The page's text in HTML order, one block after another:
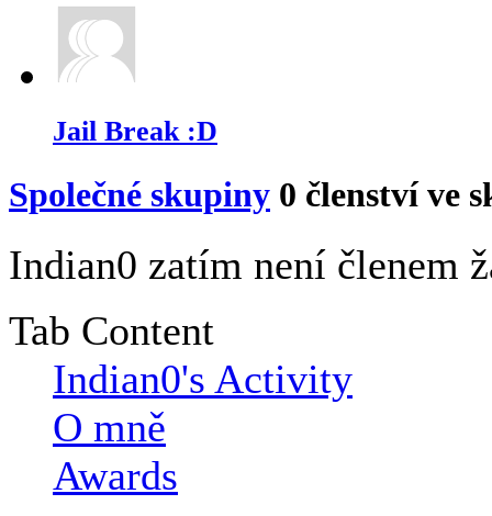
Jail Break :D
Společné skupiny 0 členství ve
Indian0 zatím není členem
Tab Content
Indian0's Activity
O mně
Awards